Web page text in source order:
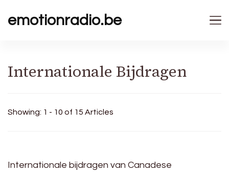
emotionradio.be
Internationale Bijdragen
Showing: 1 - 10 of 15 Articles
Internationale bijdragen van Canadese